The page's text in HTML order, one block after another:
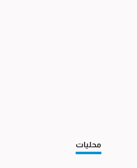
محليات